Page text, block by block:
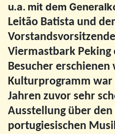
u.a. mit dem
Leitão Batista und
Viermastbark Peking
Besucher erschienen
Kulturprogramm war
Jahren zuvor sehr
Ausstellung über
portugiesischen